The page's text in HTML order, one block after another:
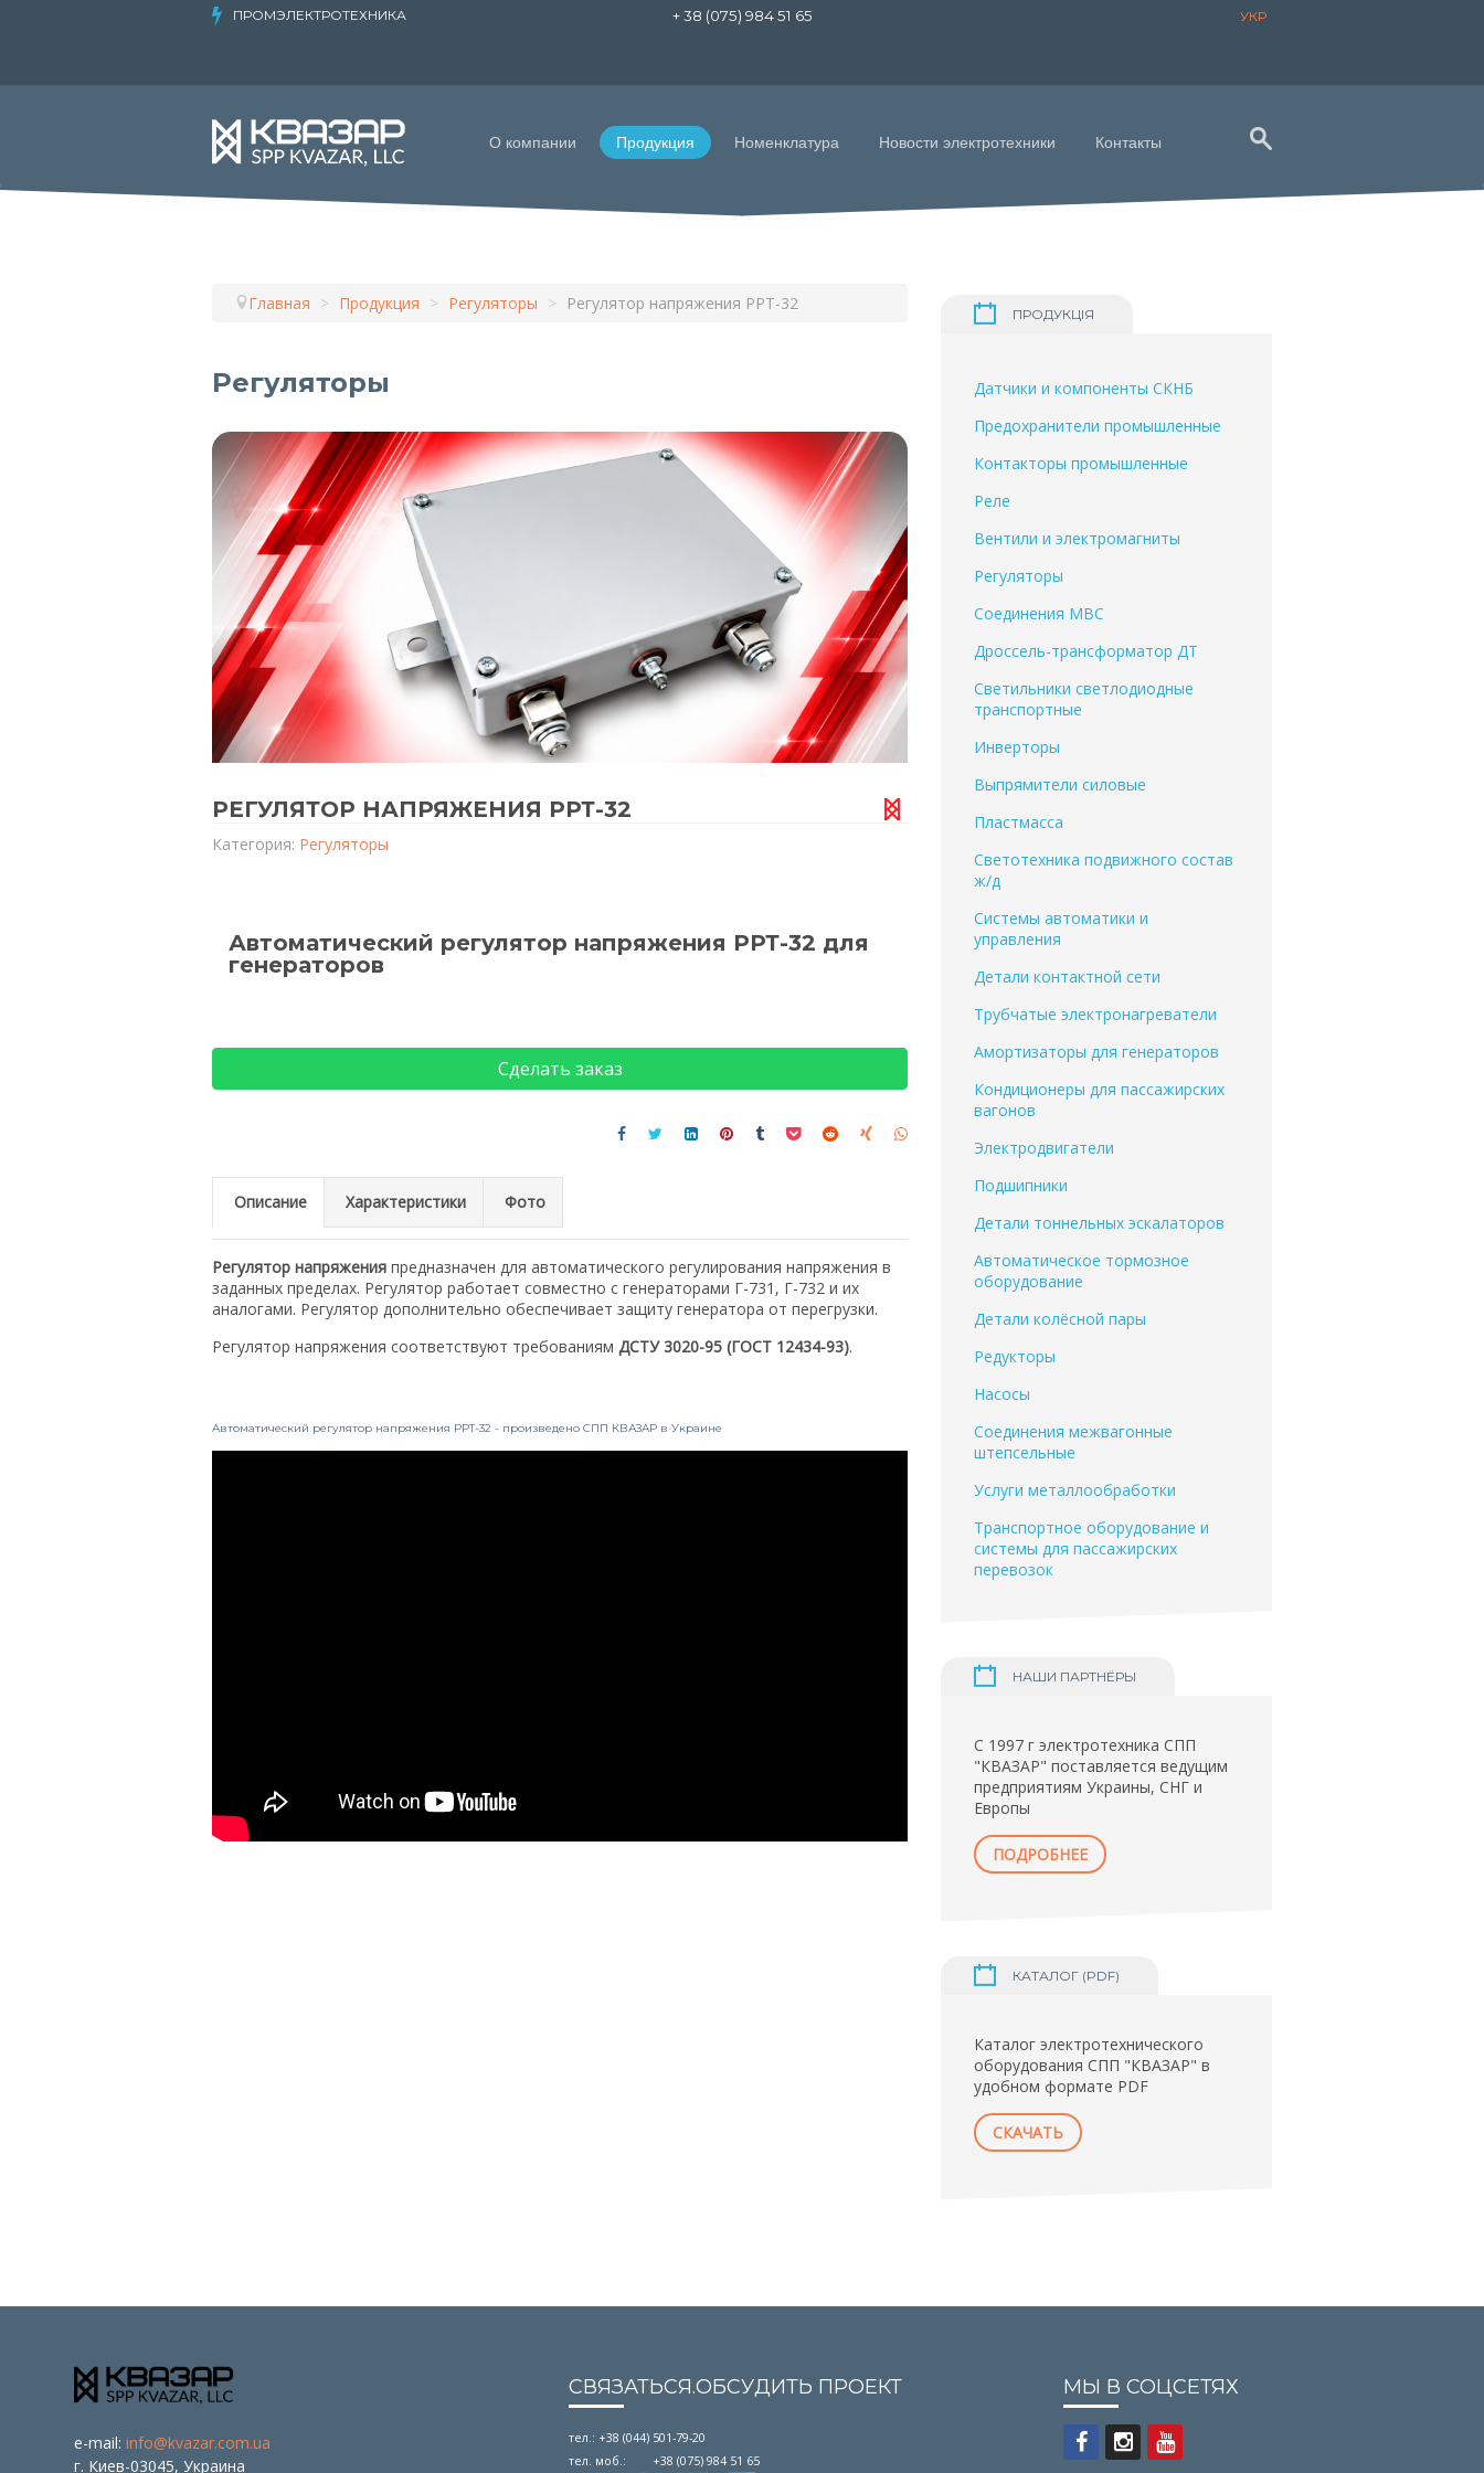
ПРОМЭЛЕКТРОТЕХНИКА + 38 (075) 984 51 65 УКР
О компании Продукция Номенклатура Новости электротехники Контакты
Главная > Продукция > Регуляторы > Регулятор напряжения РРТ-32
Регуляторы
РЕГУЛЯТОР НАПРЯЖЕНИЯ РРТ-32
Категория: Регуляторы
Автоматический регулятор напряжения РРТ-32 для
генераторов
Сделать заказ
Описание Характеристики Фото
Регулятор напряжения предназначен для автоматического регулирования напряжения в
заданных пределах. Регулятор работает совместно с генераторами Г-731, Г-732 и их
аналогами. Регулятор дополнительно обеспечивает защиту генератора от перегрузки.
Регулятор напряжения соответствуют требованиям ДСТУ 3020-95 (ГОСТ 12434-93).
Автоматический регулятор напряжения РРТ-32 - произведено СПП КВАЗАР в Украине
ПРОДУКЦІЯ
Датчики и компоненты СКНБ
Предохранители промышленные
Контакторы промышленные
Реле
Вентили и электромагниты​
Регуляторы
Соединения МВС
Дроссель-трансформатор ДТ
Светильники светлодиодные
транспортные
Инверторы
Выпрямители силовые
Пластмасса
Светотехника подвижного состав
ж/д
Системы автоматики и
управления
Детали контактной сети
Трубчатые электронагреватели
Амортизаторы для генераторов
Кондиционеры для пассажирских
вагонов
Электродвигатели
Подшипники
Детали тоннельных эскалаторов
Автоматическое тормозное
оборудование
Детали колёсной пары
Редукторы
Насосы
Соединения межвагонные
штепсельные
Услуги металлообработки
Транспортное оборудование и
системы для пассажирских
перевозок
НАШИ ПАРТНЁРЫ
С 1997 г электротехника СПП
"КВАЗАР" поставляется ведущим
предприятиям Украины, СНГ и
Европы
ПОДРОБНЕЕ
КАТАЛОГ (PDF)
Каталог электротехнического
оборудования СПП "КВАЗАР" в
удобном формате PDF
СКАЧАТЬ
e-mail:info@kvazar.com.ua
г. Киев-03045, Украина
СВЯЗАТЬСЯ.ОБСУДИТЬ ПРОЕКТ
тел.: +38 (044) 501-79-20
тел. моб.: +38 (075) 984 51 65
МЫ В СОЦСЕТЯХ